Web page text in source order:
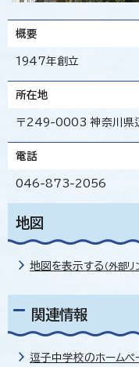
概要
1947年創立
所在地
〒249-0003 神奈川県
電話
046-873-2056
地図
地図を表示する （外部リ
関連情報
逗子中学校のホームペ